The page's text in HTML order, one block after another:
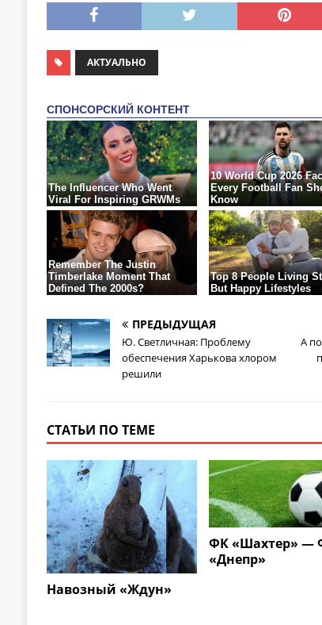
АКТУАЛЬНО
ПРЕДЫДУЩАЯ
Ю. Светличная: Проблему
обеспечения Харькова хлором
решили
А
СТАТЬИ ПО ТЕМЕ
Навозный «Ждун»
ФК «Шахтер» —
«Днепр»